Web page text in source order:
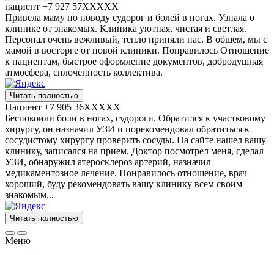
пациент +7 927 57XXXXX
Привела маму по поводу судорог и болей в ногах. Узнала о
клинике от знакомых. Клиника уютная, чистая и светлая.
Персонал очень вежливый, тепло приняли нас. В общем, мы с
мамой в восторге от новой клиники. Понравилось Отношение
к пациентам, быстрое оформление документов, добродушная
атмосфера, сплоченность коллектива.
Читать полностью
Пациент +7 905 36XXXXX
Беспокоили боли в ногах, судороги. Обратился к участковому
хирургу, он назначил УЗИ​ и порекомендовал обратиться к
сосудистому хирургу проверить сосуды. На сайте нашел вашу
клинику, записался на прием. Доктор посмотрел меня, сделал
УЗИ, обнаружил атеросклероз​ артерий, назначил
медикаментозное лечение. Понравилось отношение, врач
хороший, буду рекомендовать вашу клинику всем своим
знакомым...
Читать полностью
Меню